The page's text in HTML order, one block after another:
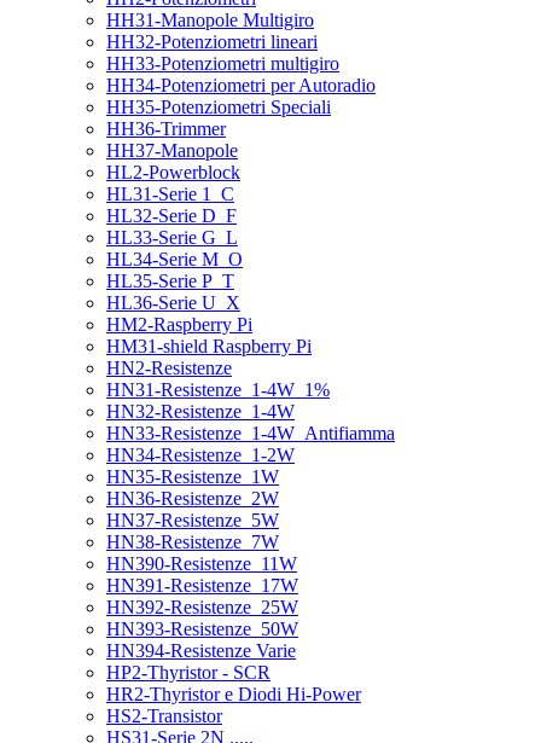
HH31-Manopole Multigiro
HH32-Potenziometri lineari
HH33-Potenziometri multigiro
HH34-Potenziometri per Autoradio
HH35-Potenziometri Speciali
HH36-Trimmer
HH37-Manopole
HL2-Powerblock
HL31-Serie 1_C
HL32-Serie D_F
HL33-Serie G_L
HL34-Serie M_O
HL35-Serie P_T
HL36-Serie U_X
HM2-Raspberry Pi
HM31-shield Raspberry Pi
HN2-Resistenze
HN31-Resistenze_1-4W_1%
HN32-Resistenze_1-4W
HN33-Resistenze_1-4W_Antifiamma
HN34-Resistenze_1-2W
HN35-Resistenze_1W
HN36-Resistenze_2W
HN37-Resistenze_5W
HN38-Resistenze_7W
HN390-Resistenze_11W
HN391-Resistenze_17W
HN392-Resistenze_25W
HN393-Resistenze_50W
HN394-Resistenze Varie
HP2-Thyristor - SCR
HR2-Thyristor e Diodi Hi-Power
HS2-Transistor
HS31-Serie 2N .....